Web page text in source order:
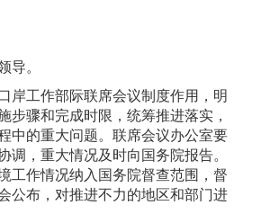
导。
岸工作部际联席会议制度作用，明
步骤和完成时限，统筹推进落实，
中的重大问题。联席会议办公室要
调，重大情况及时向国务院报告。
工作情况纳入国务院督查范围，督
公布，对推进不力的地区和部门进